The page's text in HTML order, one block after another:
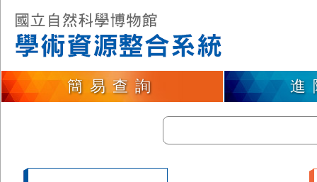
簡易查詢 進